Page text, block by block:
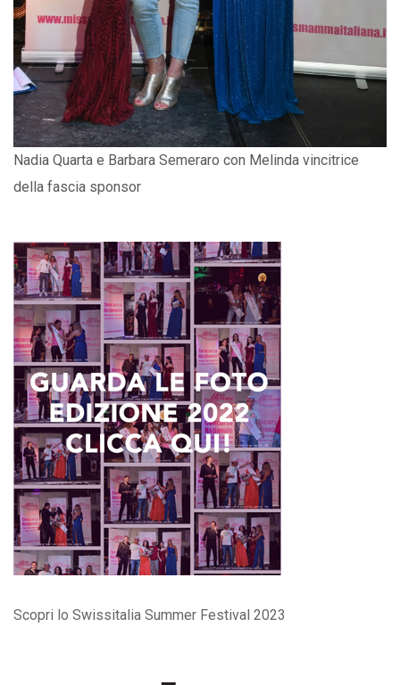
Nadia Quarta e Barbara Semeraro con Melinda vincitrice
della fascia sponsor
Scopri lo Swissitalia Summer Festival 2023